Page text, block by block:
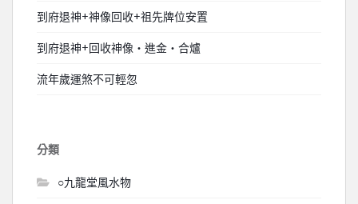
到府退神+神像回收+祖先牌位安置
到府退神+回收神像‧進金‧合爐
流年歲運煞不可輕忽
分類
○九龍堂風水物